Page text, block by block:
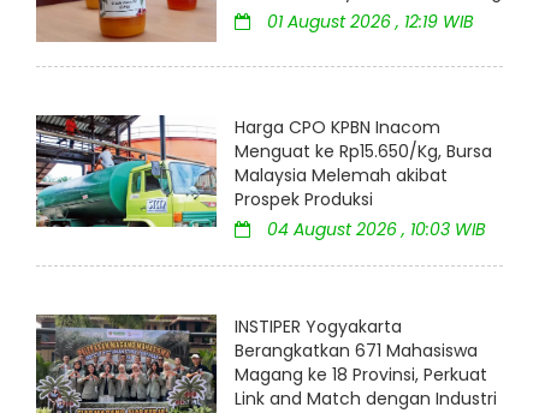
01 August 2026 , 12:19 WIB
Harga CPO KPBN Inacom
Menguat ke Rp15.650/Kg, Bursa
Malaysia Melemah akibat
Prospek Produksi
04 August 2026 , 10:03 WIB
INSTIPER Yogyakarta
Berangkatkan 671 Mahasiswa
Magang ke 18 Provinsi, Perkuat
Link and Match dengan Industri